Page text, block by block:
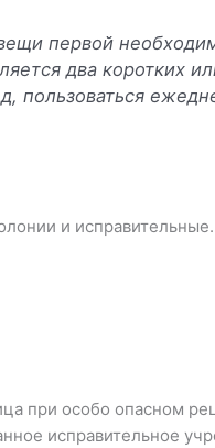
первой
два коротких
пользоваться
и исправительные.
при особо опасном
исправительное